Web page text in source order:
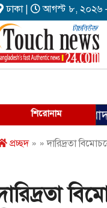
ঢাকা | আগস্ট ৮, ২০২৬ -
শিরোনাম
প্রচ্ছদ» » দারিদ্রতা